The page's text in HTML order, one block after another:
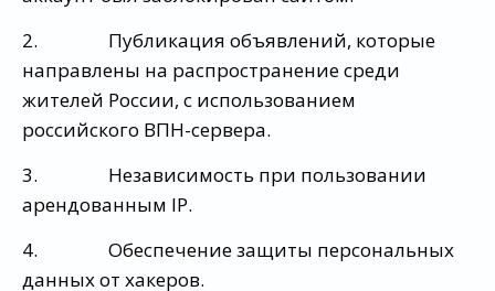
2. Публикация объявлений, которые
направлены на распространение среди
жителей России, с использованием
российского ВПН-сервера.
3. Независимость при пользовании
арендованным IP.
4. Обеспечение защиты персональных
данных от хакеров.